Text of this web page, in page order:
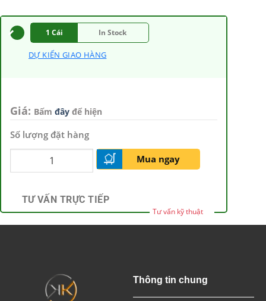
1 Cái In Stock
DỰ KIẾN GIAO HÀNG
Giá: Bấm đây để hiện
Số lượng đặt hàng
Mua ngay
TƯ VẤN TRỰC TIẾP
Tư vấn kỹ thuật
Thông tin chung